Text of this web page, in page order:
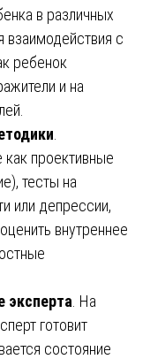
в различных
взаимодействия с
ребенок
и на
как проективные
тесты на
или депрессии,
внутреннее
эксперта . На
готовит
состояние